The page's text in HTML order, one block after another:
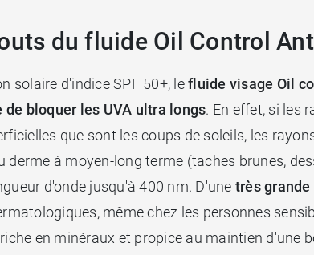
du fluide Oil Control
solaire d'indice SPF 50+, lefluide visage Oil
de bloquer les UVA ultra longs. En effet, si les
que sont les coups de soleils, les
derme à moyen-long terme (taches brunes,
d'onde jusqu'à 400 nm. D'une très
même chez les personnes
en minéraux et propice au maintien d'une